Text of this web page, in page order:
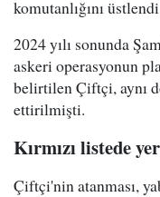
komutanlığını
2024 yılı sonunda
askeri operasyonun
belirtilen Çiftçi, aynı
ettirilmişti.
Kırmızı listede
Çiftçi'nin atanması,